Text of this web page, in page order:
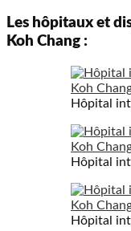
Les hôpitaux et
Koh Chang :
Hôpital
Hôpital
Hôpital